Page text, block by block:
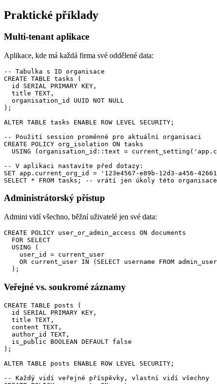
Praktické příklady
Multi-tenant aplikace
Aplikace, kde má každá firma své oddělené data:
-- Tabulka s ID organisace
CREATE TABLE tasks (
  id SERIAL PRIMARY KEY,
  title TEXT,
  organisation_id UUID NOT NULL
);
ALTER TABLE tasks ENABLE ROW LEVEL SECURITY;
-- Použití session proměnné pro aktuální organisaci
CREATE POLICY org_isolation ON tasks
USING (organisation_id::text =
-- V aplikaci nastavíte před dotazy:
SET app.current_org_id = '123e4567-e89b-12d3-a456-
SELECT * FROM tasks; -- vrátí jen úkoly této organisace
Administrátorský přístup
Admini vidí všechno, běžní uživatelé jen své data:
CREATE POLICY user_or_admin_access ON documents
  FOR SELECT
  USING (
    user_id = current_user
OR current_user IN (SELECT username FROM
  );
Veřejné vs. soukromé záznamy
CREATE TABLE posts (
  id SERIAL PRIMARY KEY,
  title TEXT,
  content TEXT,
  author_id TEXT,
  is_public BOOLEAN DEFAULT false
);
ALTER TABLE posts ENABLE ROW LEVEL SECURITY;
-- Každý vidí veřejné příspěvky, vlastní vidí všechny